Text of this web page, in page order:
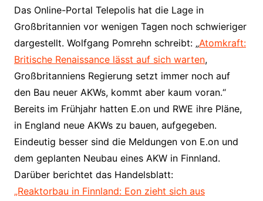
Das Online-Portal Telepolis hat die Lage in
Großbritannien vor wenigen Tagen noch schwieriger
dargestellt. Wolfgang Pomrehn schreibt: „Atomkraft:
Britische Renaissance lässt auf sich warten,
Großbritanniens Regierung setzt immer noch auf
den Bau neuer AKWs, kommt aber kaum voran.“
Bereits im Frühjahr hatten E.on und RWE ihre Pläne,
in England neue AKWs zu bauen, aufgegeben.
Eindeutig besser sind die Meldungen von E.on und
dem geplanten Neubau eines AKW in Finnland.
Darüber berichtet das Handelsblatt:
„Reaktorbau in Finnland: Eon zieht sich aus